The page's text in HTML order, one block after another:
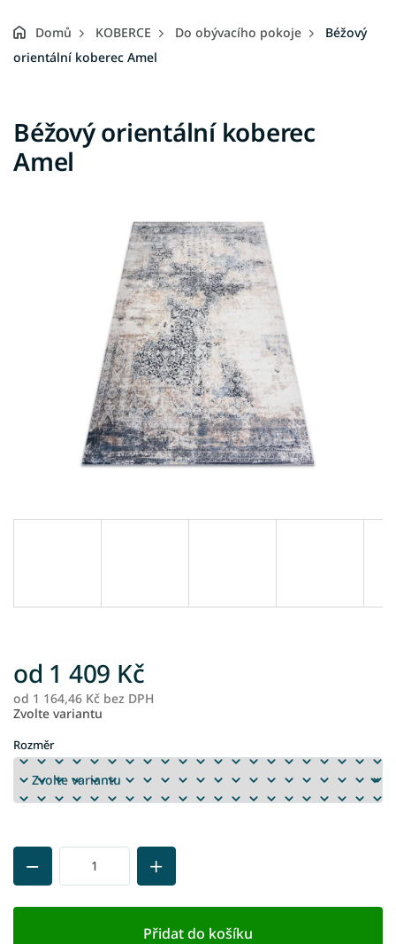
Domů KOBERCE Do obývacího pokoje
Béžový
orientální koberec Amel
Béžový orientální koberec
Amel
od 1 409 Kč
od 1 164,46 Kč bez DPH
Zvolte variantu
Rozměr
Přidat do košíku